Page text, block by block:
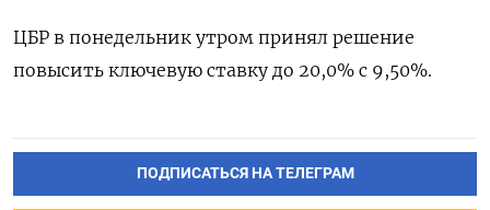
ЦБР в понедельник утром принял решение
повысить ключевую ставку до 20,0% с 9,50%.
ПОДПИСАТЬСЯ НА ТЕЛЕГРАМ